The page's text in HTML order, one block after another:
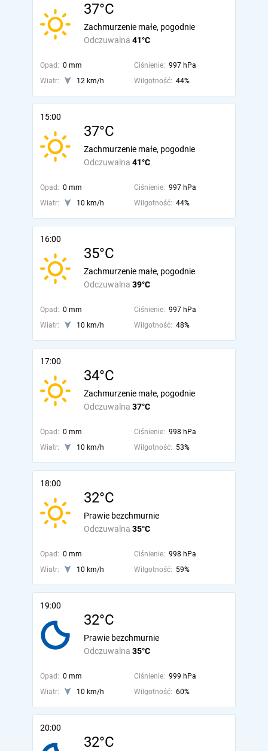
37°C
Odczuwalna 41°C
Zachmurzenie małe, pogodnie
Opad: 0 mm Ciśnienie: 997 hPa
Wiatr:
12 km/h Wilgotność: 44%
15:00
37°C
Odczuwalna 41°C
Zachmurzenie małe, pogodnie
Opad: 0 mm Ciśnienie: 997 hPa
Wiatr:
10 km/h Wilgotność: 44%
16:00
35°C
Odczuwalna 39°C
Zachmurzenie małe, pogodnie
Opad: 0 mm Ciśnienie: 997 hPa
Wiatr:
10 km/h Wilgotność: 48%
17:00
34°C
Odczuwalna 37°C
Zachmurzenie małe, pogodnie
Opad: 0 mm Ciśnienie: 998 hPa
Wiatr:
10 km/h Wilgotność: 53%
18:00
32°C
Odczuwalna 35°C
Prawie bezchmurnie
Opad: 0 mm Ciśnienie: 998 hPa
Wiatr:
10 km/h Wilgotność: 59%
19:00
32°C
Odczuwalna 35°C
Prawie bezchmurnie
Opad: 0 mm Ciśnienie: 999 hPa
Wiatr:
10 km/h Wilgotność: 60%
20:00
32°C